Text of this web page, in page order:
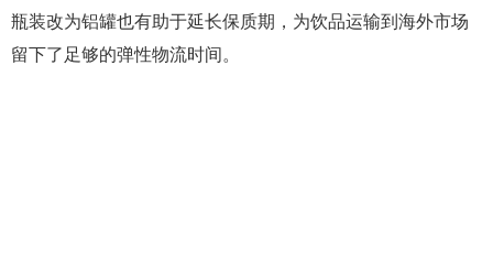
瓶装改为铝罐也有助于延长保质期，为饮品运输到海外市场
留下了足够的弹性物流时间。